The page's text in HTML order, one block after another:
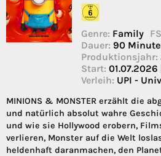
Genre: Family
Dauer: 90
Produktionsjahr:
Start:
Verleih: UPI -
MINIONS & MONSTER erzählt die
und natürlich absolut wahre
und wie sie Hollywood erobern,
verlieren, Monster auf die Welt
heldenhaft daranmachen, den